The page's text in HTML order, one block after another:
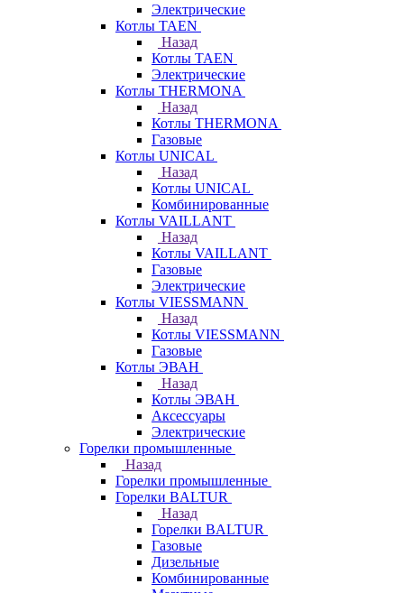
Электрические
Котлы TAEN
Назад
Котлы TAEN
Электрические
Котлы THERMONA
Назад
Котлы THERMONA
Газовые
Котлы UNICAL
Назад
Котлы UNICAL
Комбинированные
Котлы VAILLANT
Назад
Котлы VAILLANT
Газовые
Электрические
Котлы VIESSMANN
Назад
Котлы VIESSMANN
Газовые
Котлы ЭВАН
Назад
Котлы ЭВАН
Аксессуары
Электрические
Горелки промышленные
Назад
Горелки промышленные
Горелки BALTUR
Назад
Горелки BALTUR
Газовые
Дизельные
Комбинированные